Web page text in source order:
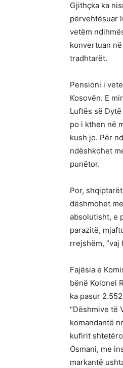
Gjithçka ka
përvehtësuar
vetëm
konvertuan
tradhtarët.
Pensioni i
Kosovën. E
Luftës së
po i kthen në
kush jo. Për
ndëshkohet
punëtor.
Por,
dëshmohet
absolutisht, e
parazitë,
rrejshëm, “vaj
Fajësia e
bënë Kolonel
ka pasur
“Dëshmive të
komandantë
kufirit
Osmani, me
markantë